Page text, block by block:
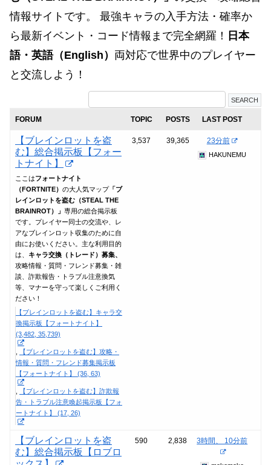
情報サイトです。 最強キャラの入手方法・確率か
ら最新イベント・コード情報まで完全網羅！ 日本
語・英語（English） 両対応で世界中のプレイヤー
と交流しよう！
FORUM TOPIC POSTS LAST POST
【ブレインロットを盗
む】総合掲示板【フォー
トナイト】
ここはフォートナイト
（FORTNITE） の大人気マップ「ブ
レインロットを盗む（STEAL THE
BRAINROT）」 専用の総合掲示板
です。プレイヤー同士の交流や、レ
アなブレインロット収集のために自
由にお使いください。主な利用目的
は、 キャラ交換（トレード）募集、
攻略情報・質問・フレンド募集・雑
談、詐欺報告・トラブル注意換気
等、マナーを守って楽しくご利用く
ださい！
【ブレインロットを盗む】キャラ交
換掲示板【フォートナイト】
(3,482, 35,739)
【ブレインロットを盗む】攻略・
情報・質問・フレンド募集掲示板
【フォートナイト】 (36, 63)
【ブレインロットを盗む】詐欺報
告・トラブル注意喚起掲示板【フォ
ートナイト】 (17, 26)
3,537 39,365 23分前
HAKUNEMU
【ブレインロットを盗
む】総合掲示板【ロブロ
590 2,838 3時間、 10分前